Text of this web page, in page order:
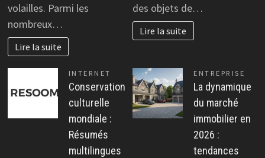
volailles. Parmi les
nombreux…
Lire la suite
des objets de…
Lire la suite
INTERNET
Conservation
culturelle
mondiale :
Résumés
multilingues
ENTREPRISE
La dynamique
du marché
immobilier en
2026 :
tendances